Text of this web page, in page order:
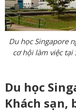
Du học Singapore
cơ hội làm việc tại
Du học
Khách sạn,